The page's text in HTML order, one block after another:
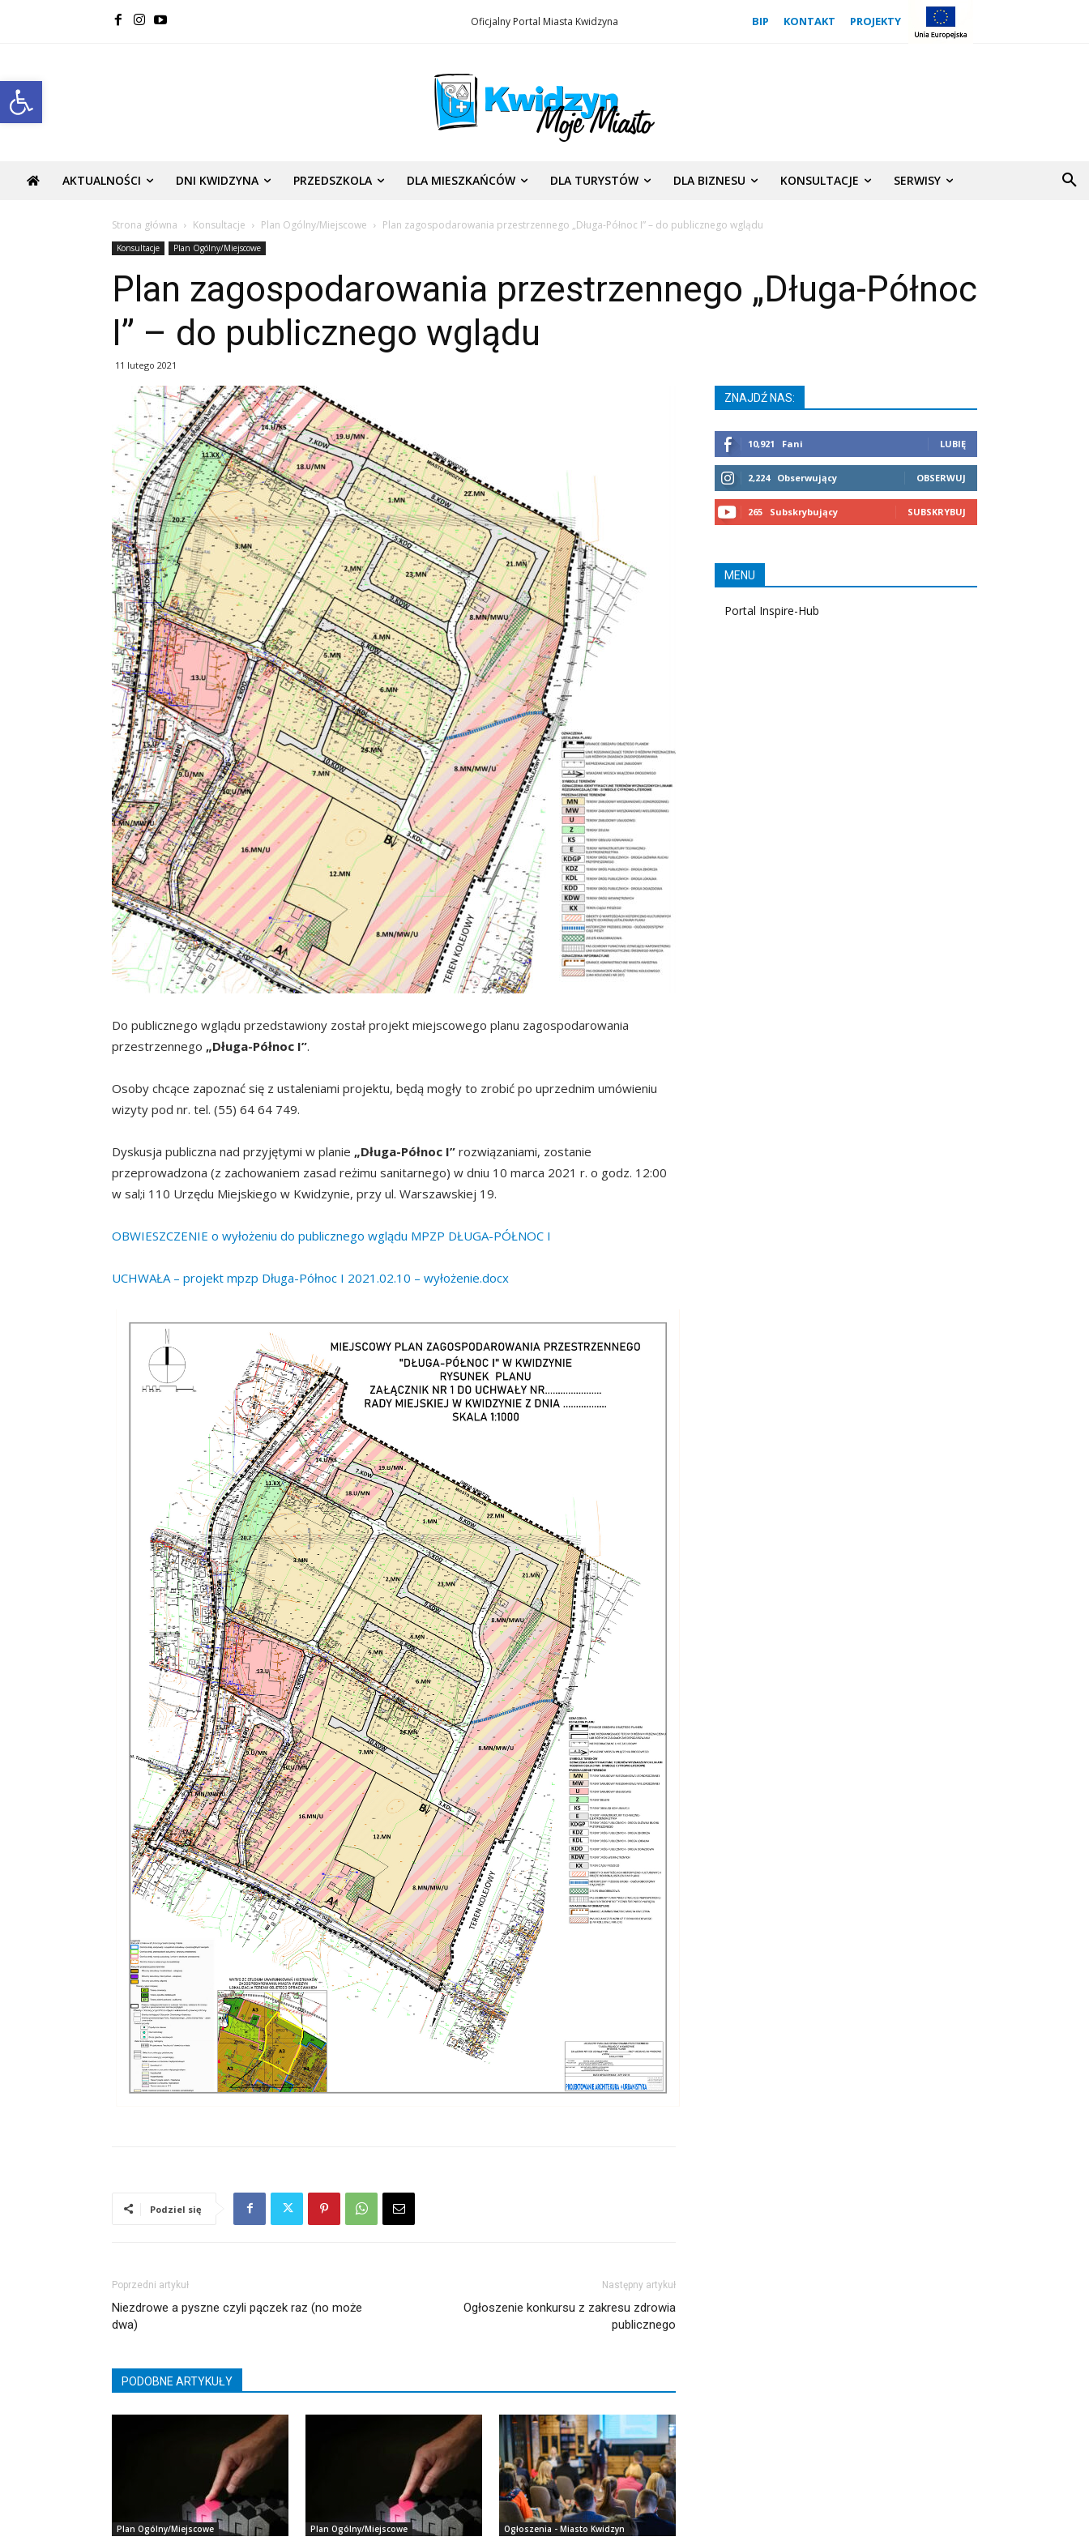
Open toolbar
Oficjalny Portal Miasta Kwidzyna BIP KONTAKT PROJEKTY
AKTUALNOŚCI DNI KWIDZYNA PRZEDSZKOLA DLA MIESZKAŃCÓW DLA TURYSTÓW DLA BIZNESU KONSULTACJE SERWISY
Strona główna Konsultacje Plan Ogólny/Miejscowe Plan zagospodarowania przestrzennego „Długa-Północ I” – do publicznego wglądu
Konsultacje Plan Ogólny/Miejscowe
Plan zagospodarowania przestrzennego „Długa-Północ
I” – do publicznego wglądu
11 lutego 2021
Do publicznego wglądu przedstawiony został projekt miejscowego planu zagospodarowania
przestrzennego „Długa-Północ I”.
Osoby chcące zapoznać się z ustaleniami projektu, będą mogły to zrobić po uprzednim umówieniu
wizyty pod nr. tel. (55) 64 64 749.
Dyskusja publiczna nad przyjętymi w planie „Długa-Północ I” rozwiązaniami, zostanie
przeprowadzona (z zachowaniem zasad reżimu sanitarnego) w dniu 10 marca 2021 r. o godz. 12:00
w sal;i 110 Urzędu Miejskiego w Kwidzynie, przy ul. Warszawskiej 19.
OBWIESZCZENIE o wyłożeniu do publicznego wglądu MPZP DŁUGA-PÓŁNOC I
UCHWAŁA – projekt mpzp Długa-Północ I 2021.02.10 – wyłożenie.docx
Podziel się
Poprzedni artykuł
Niezdrowe a pyszne czyli pączek raz (no może
dwa)
Następny artykuł
Ogłoszenie konkursu z zakresu zdrowia
publicznego
PODOBNE ARTYKUŁY
Plan Ogólny/Miejscowe Plan Ogólny/Miejscowe Ogłoszenia - Miasto Kwidzyn
ZNAJDŹ NAS:
10,921 Fani LUBIĘ
2,224 Obserwujący OBSERWUJ
265 Subskrybujący SUBSKRYBUJ
MENU
Portal Inspire-Hub